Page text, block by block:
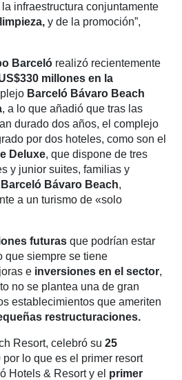
infraestructura conjuntamente
y de la promoción”,
Barceló realizó recientemente
millones en la
Barceló Bávaro Beach
, a lo que añadió que tras las
durado dos años, el complejo
por dos hoteles, como son el
Deluxe, que dispone de tres
y junior suites, familias y
Barceló Bávaro Beach,
a un turismo de «solo
futuras que podrían estar
que siempre se tiene
e inversiones en el sector,
no se plantea una de gran
establecimientos que ameriten
restructuraciones.
Resort, celebró su 25
por lo que es el primer resort
Hotels & Resort y el primer